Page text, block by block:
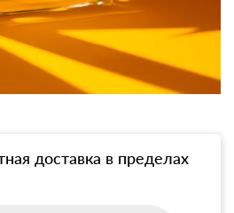
доставка в пределах